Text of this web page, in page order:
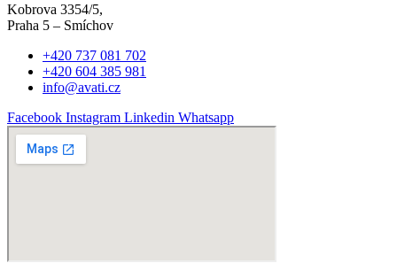
Kobrova 3354/5,
Praha 5 – Smíchov
+420 737 081 702
+420 604 385 981
info@avati.cz
Facebook Instagram Linkedin Whatsapp